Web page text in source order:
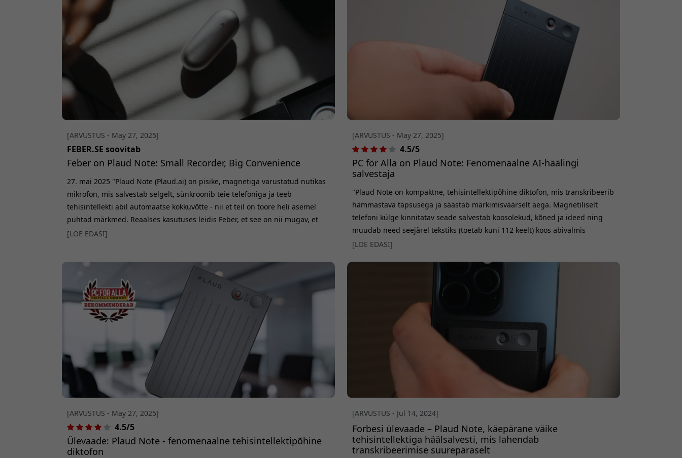
[ARVUSTUS - May 27, 2025]
FEBER.SE soovitab
Feber on Plaud Note: Small Recorder, Big Convenience
27. mai 2025 "Plaud Note (Plaud.ai) on pisike, magnetiga varustatud nutikas
mikrofon, mis salvestab selgelt, sünkroonib teie telefoniga ja teeb
tehisintellekti abil automaatse kokkuvõtte - nii et teil on toore heli asemel
puhtad märkmed. Reaalses kasutuses leidis Feber, et see on nii mugav, et
elab nüüd oma kotis." Paigaldage see kõikjale paindlikult. Sisseehitatud
[LOE EDASI]
[ARVUSTUS - May 27, 2025]
4.5/5
PC för Alla on Plaud Note: Fenomenaalne AI-häälingi
salvestaja
"Plaud Note on kompaktne, tehisintellektipõhine diktofon, mis transkribeerib
hämmastava täpsusega ja säästab märkimisväärselt aega. Magnetiliselt
telefoni külge kinnitatav seade salvestab koosolekud, kõned ja ideed ning
muudab need seejärel tekstiks (toetab kuni 112 keelt) koos abivalmis
kokkuvõtetega - see annab PC för Allale tugeva soovituse." Plaud Note on
[LOE EDASI]
[ARVUSTUS - May 27, 2025]
4.5/5
Ülevaade: Plaud Note - fenomenaalne tehisintellektipõhine
diktofon
[ARVUSTUS - Jul 14, 2024]
Forbesi ülevaade – Plaud Note, käepärane väike
tehisintellektiga häälsalvesti, mis lahendab
transkribeerimise suurepäraselt